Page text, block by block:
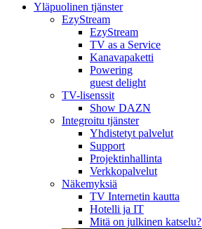
Yläpuolinen tjänster
EzyStream
EzyStream
TV as a Service
Kanavapaketti
Powering
guest delight
TV-lisenssit
Show DAZN
Integroitu tjänster
Yhdistetyt palvelut
Support
Projektinhallinta
Verkkopalvelut
Näkemyksiä
TV Internetin kautta
Hotelli ja IT
Mitä on julkinen katselu?